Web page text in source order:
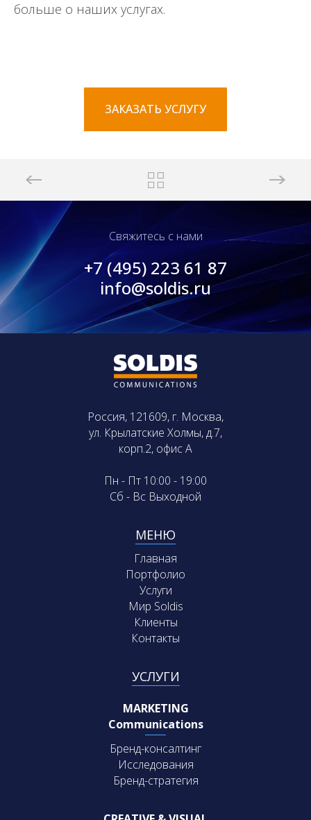
больше о наших услугах.
ЗАКАЗАТЬ УСЛУГУ
Свяжитесь с нами
+7 (495) 223 61 87
info@soldis.ru
Россия, 121609, г. Москва,
ул. Крылатские Холмы, д.7,
корп.2, офис А
Пн - Пт 10:00 - 19:00
Сб - Вс Выходной
МЕНЮ
Главная
Портфолио
Услуги
Мир Soldis
Клиенты
Контакты
УСЛУГИ
MARKETING
Communications
Бренд-консалтинг
Исследования
Бренд-стратегия